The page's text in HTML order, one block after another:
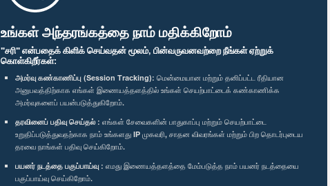
உங்கள் அந்தரங்கத்தை நாம் மதிக்கிறோம்
"சரி" என்பதைக் கிளிக் செய்வதன் மூலம், பின்வருவனவற்றை நீங்கள் ஏற்றுக்
கொள்கிறீர்கள்:
அமர்வு கண்காணிப்பு (Session Tracking): மென்மையான மற்றும் தனிப்பட்ட ரீதியான
அனுபவத்திற்காக எங்கள் இணையத்தளத்தில் உங்கள் செயற்பாட்டைக் கண்காணிக்க
அமர்வுகளைப் பயன்படுத்துகிறோம்.
தரவினைப் பதிவு செய்தல் : எங்கள் சேவைகளின் பாதுகாப்பு மற்றும் செயற்பாட்டை
உறுதிப்படுத்துவதற்காக நாம் உங்களது IP முகவரி, சாதன விவரங்கள் மற்றும் பிற தொடர்புடைய
தரவை நாங்கள் பதிவு செய்கிறோம்.
பயனர் நடத்தை பகுப்பாய்வு : எமது இணையத்தளத்தை மேம்படுத்த நாம் பயனர் நடத்தையை
பகுப்பாய்வு செய்கிறோம்.